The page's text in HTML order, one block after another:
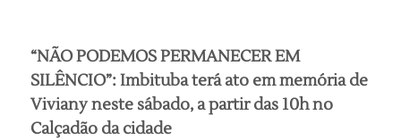
“NÃO PODEMOS PERMANECER EM
SILÊNCIO”: Imbituba terá ato em memória de
Viviany neste sábado, a partir das 10h no
Calçadão da cidade